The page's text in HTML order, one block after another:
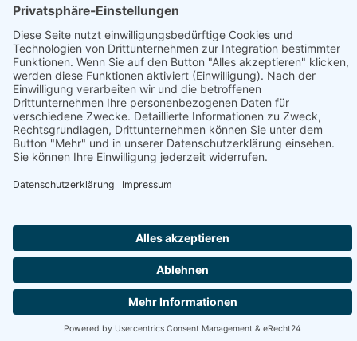
Folge uns:
Information
© 2026 werkhof.at - with bychiliSCHARF
* Alle Preise inkl. gesetzl. Mehrwertsteuer zzgl.
und ggf. Nachnahmegebühren, wenn nicht anders angegeben.